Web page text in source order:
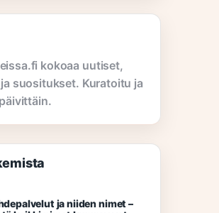
kokoaa uutiset,
suositukset. Kuratoitu ja
ja niiden nimet –